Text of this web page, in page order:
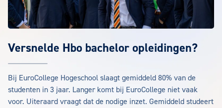
Versnelde Hbo bachelor opleidingen?
Bij EuroCollege Hogeschool slaagt gemiddeld 80% van de
studenten in 3 jaar. Langer komt bij EuroCollege niet vaak
voor. Uiteraard vraagt dat de nodige inzet. Gemiddeld studeert